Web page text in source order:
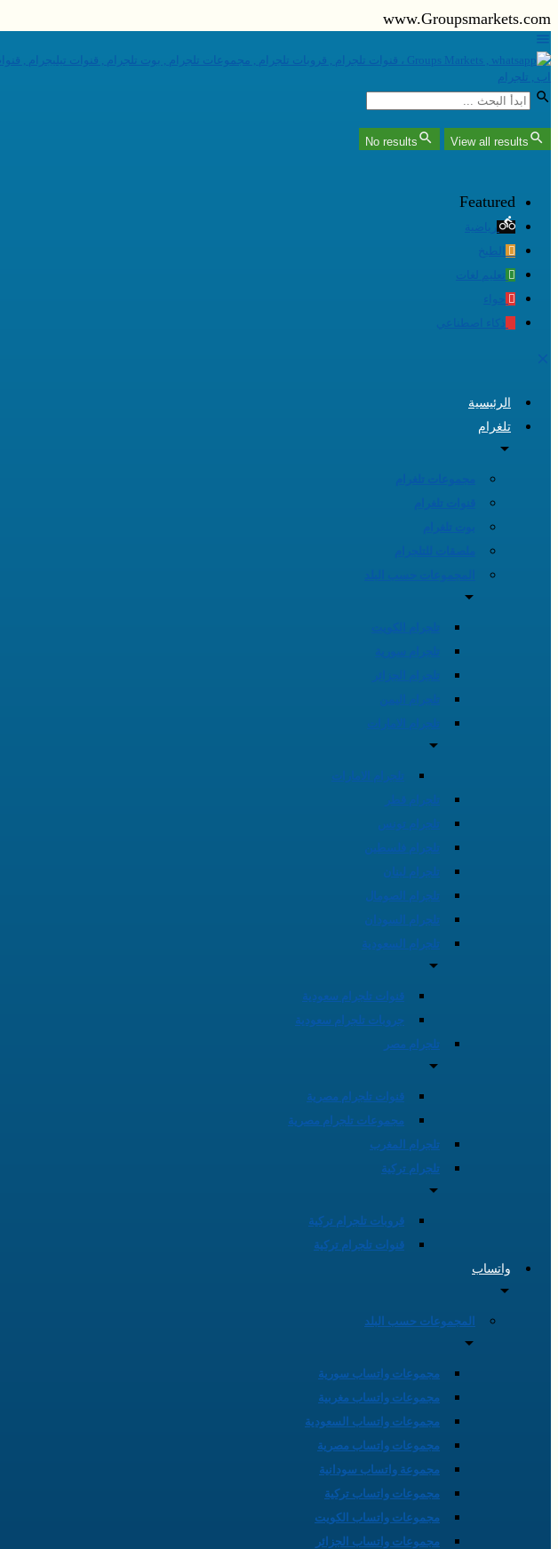
www.Groupsmarkets.com
View all results
No results
Featured
رياضية
الطبخ
تعليم لغات
حواء
ذكاء اصطناعي
الرئيسية
تلغرام
تلجرام الكويت
تلجرام سورية
تلجرام الجزائر
تلجرام اليمن
تلجرام الامارات
تلجرام الامارات
تلجرام قطر
تلجرام تونس
تلجرام فلسطين
تلجرام لبنان
تلجرام الصومال
تلجرام السودان
تلجرام السعودية
قنوات تلجرام سعودية
جروبات تلجرام سعودية
تلجرام مصر
قنوات تلجرام مصرية
مجموعات تلجرام مصرية
تلجرام المغرب
تلجرام تركية
قروبات تلجرام تركية
قنوات تلجرام تركية
واتساب
المجموعات حسب البلد
مجموعات واتساب سورية
مجموعات واتساب مغربية
مجموعات واتساب السعودية
مجموعات واتساب مصرية
مجموعة واتساب سودانية
مجموعات واتساب تركية
مجموعات واتساب الكويت
مجموعات واتساب الجزائر